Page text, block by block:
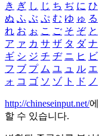
き ぎ し じ ち ぢ に ひ
ぬ ふ ぶ ぷ む ゆ ゅ る
れ お ぉ こ ご そ ぞ と
ア ァ カ サ ザ タ ダ ナ
ギ シ ジ チ ヂ ニ ヒ ビ
フ ブ プ ム ユ ュ ル エ
ォ コ ゴ ソ ゾ ト ド ノ
http://chineseinput.net/
할 수 있습니다.